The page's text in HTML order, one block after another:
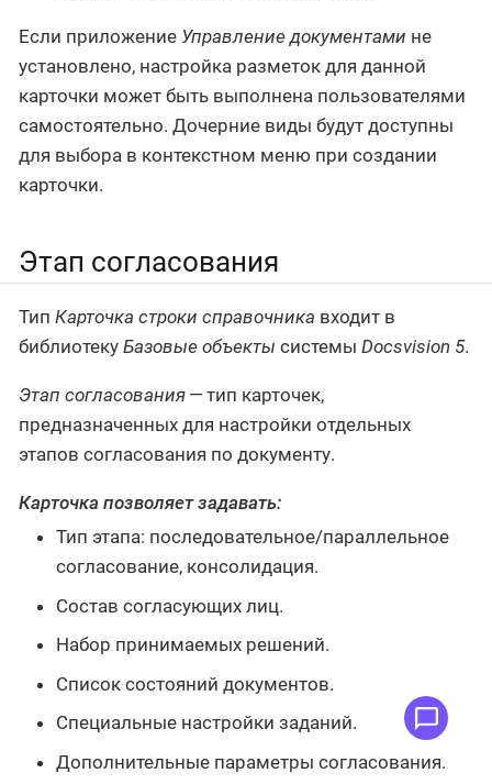
Если приложение Управление документами не
установлено, настройка разметок для данной
карточки может быть выполнена пользователями
самостоятельно. Дочерние виды будут доступны
для выбора в контекстном меню при создании
карточки.
Этап согласования
Тип Карточка строки справочника входит в
библиотеку Базовые объекты системы Docsvision 5.
Этап согласования — тип карточек,
предназначенных для настройки отдельных
этапов согласования по документу.
Карточка позволяет задавать:
Тип этапа: последовательное/параллельное
согласование, консолидация.
Состав согласующих лиц.
Набор принимаемых решений.
Список состояний документов.
Специальные настройки заданий.
Дополнительные параметры согласования.